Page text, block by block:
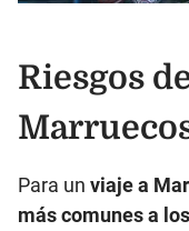
Riesgos
Para un viaje a
más comunes a